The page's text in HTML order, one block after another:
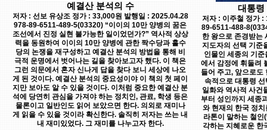
예결산 분석의 수
저자 : 선보 유상조 정가 : 33,000원 발행일 : 2025.04.28
978-89-6511-489-5(03320) “이이의 10만 양병의 꿈은
조선에서 진정 실현 불가능한 일이었던가?” 역사적 상상
력을 동원하여 이이의 10만 양병에 관한 짝수당과 홀수
당의 논쟁을 재구성하고 예결산 분석의 방법을 통해 비
극적 운명에서 벗어나는 길을 찾아보고자 했다. 이 책은
그런 의문에서 혼자 신나게 답을 찾다 보니 세상에 나오
게 된 것이다. 예결산 분석의 중요성이야 이 책의 첫 페이
지만 보아도 알 수 있을 것이다. 이처럼 중요한 예결산 분
석에 당연히 관심을 가져야 하는 정치인, 관료, 학생 등은
물론이고 일반인도 읽어 보았으면 한다. 의외로 재미나
게 읽을 수 있을 것이라 확신한다. 솔직히 저자는 쓰는 내
내 재미있었다. 그 재미를 나누고자 한다.
대통령
저자 : 이주철 정가
89-6511-488-
한 왕으로 존경받는
지도자의 선택 기준
인물인 세종의 기
에서 감정에 휘둘려
들어 주고, 앞으로도
속적으로 대통령
일화와 역사적 사건
부터 성인까지 세종
와 현재의 한국 정
라톤이 말하는 철인
각하는 지혜로운 한